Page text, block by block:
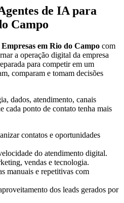
de IA para
Campo
em Rio do Campo com
a operação digital da empresa
para competir em um
comparam e tomam decisões
dados, atendimento, canais
cada ponto de contato tenha mais
contatos e oportunidades
do atendimento digital.
vendas e tecnologia.
manuais e repetitivas com
dos leads gerados por